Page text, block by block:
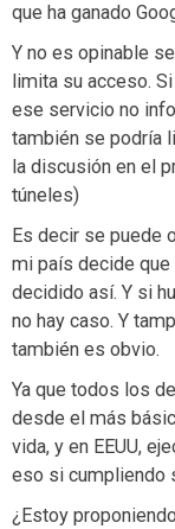
que ha ganado
Y no es opinable
limita su acceso.
ese servicio no
también se podría
la discusión en el
túneles)
Es decir se puede
mi país decide
decidido así. Y si
no hay caso. Y
también es obvio.
Ya que todos los
desde el más
vida, y en EEUU,
eso si cumpliendo
¿Estoy